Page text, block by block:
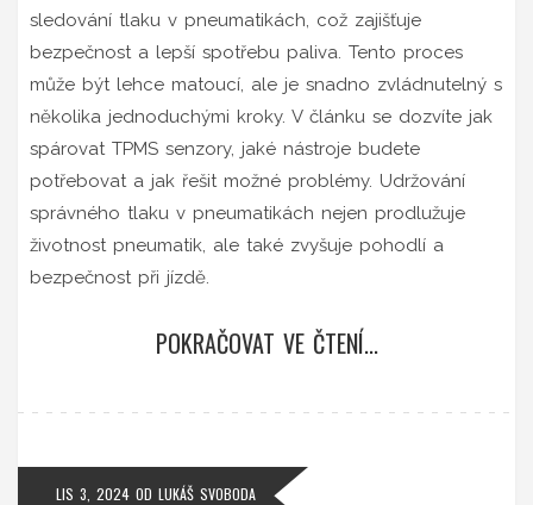
sledování tlaku v pneumatikách, což zajišťuje
bezpečnost a lepší spotřebu paliva. Tento proces
může být lehce matoucí, ale je snadno zvládnutelný s
několika jednoduchými kroky. V článku se dozvíte jak
spárovat TPMS senzory, jaké nástroje budete
potřebovat a jak řešit možné problémy. Udržování
správného tlaku v pneumatikách nejen prodlužuje
životnost pneumatik, ale také zvyšuje pohodlí a
bezpečnost při jízdě.
POKRAČOVAT VE ČTENÍ...
LIS 3, 2024 OD LUKÁŠ SVOBODA